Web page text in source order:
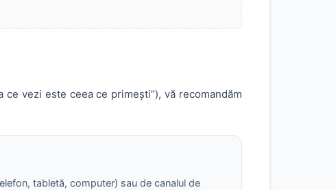
vezi este ceea ce primești”), vă recomandăm
tabletă, computer) sau de canalul de